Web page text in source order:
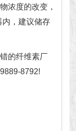
浓度的改变，
内，建议储存
的纤维素厂
8792!